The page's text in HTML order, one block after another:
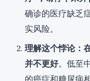
确诊的医疗缺乏
实风险。
理解这个悖论：
并不更好。低至